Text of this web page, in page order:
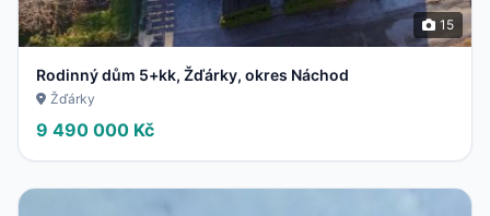
15
Rodinný dům 5+kk, Žďárky, okres Náchod
Žďárky
9 490 000 Kč